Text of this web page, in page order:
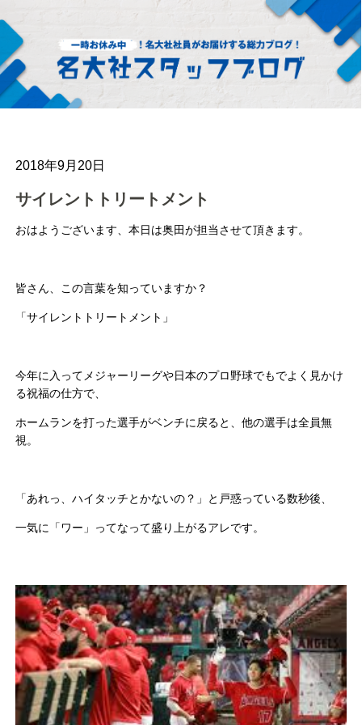
2018年9月20日
サイレントトリートメント
おはようございます、本日は奥田が担当させて頂きます。
皆さん、この言葉を知っていますか？
「サイレントトリートメント」
今年に入ってメジャーリーグや日本のプロ野球でもでよく見かけ
る祝福の仕方で、
ホームランを打った選手がベンチに戻ると、他の選手は全員無
視。
「あれっ、ハイタッチとかないの？」と戸惑っている数秒後、
一気に「ワー」ってなって盛り上がるアレです。